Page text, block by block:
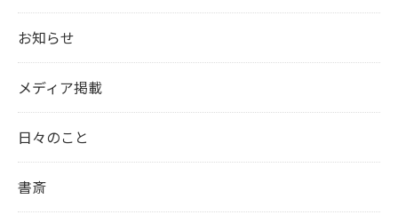
お知らせ
メディア掲載
日々のこと
書斎